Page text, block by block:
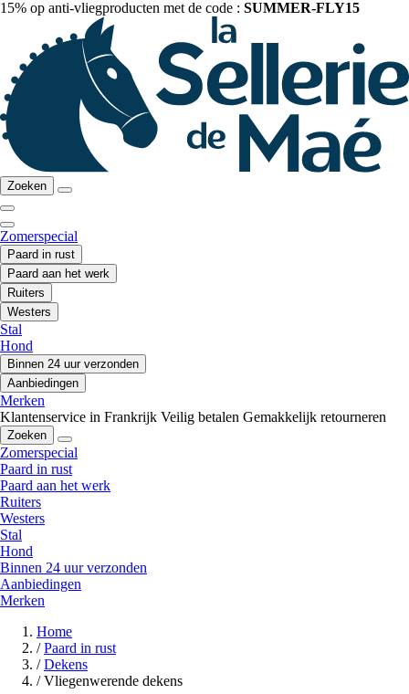
15% op anti-vliegproducten met de code : SUMMER-FLY15
Zoeken
Zomerspecial
Paard in rust
Paard aan het werk
Ruiters
Westers
Stal
Hond
Binnen 24 uur verzonden
Aanbiedingen
Merken
Klantenservice in Frankrijk Veilig betalen Gemakkelijk retourneren
Zoeken
Zomerspecial
Paard in rust
Paard aan het werk
Ruiters
Westers
Stal
Hond
Binnen 24 uur verzonden
Aanbiedingen
Merken
Home
/ Paard in rust
/ Dekens
/ Vliegenwerende dekens